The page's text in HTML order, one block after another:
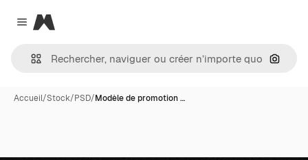
Close menu
Magnific
Accueil/Stock/PSD/Modèle de promotion …